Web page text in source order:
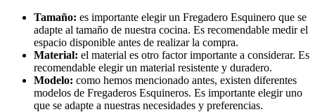
Tamaño: es importante elegir un Fregadero Esquinero que se
adapte al tamaño de nuestra cocina. Es recomendable medir el
espacio disponible antes de realizar la compra.
Material: el material es otro factor importante a considerar. Es
recomendable elegir un material resistente y duradero.
Modelo: como hemos mencionado antes, existen diferentes
modelos de Fregaderos Esquineros. Es importante elegir uno
que se adapte a nuestras necesidades y preferencias.